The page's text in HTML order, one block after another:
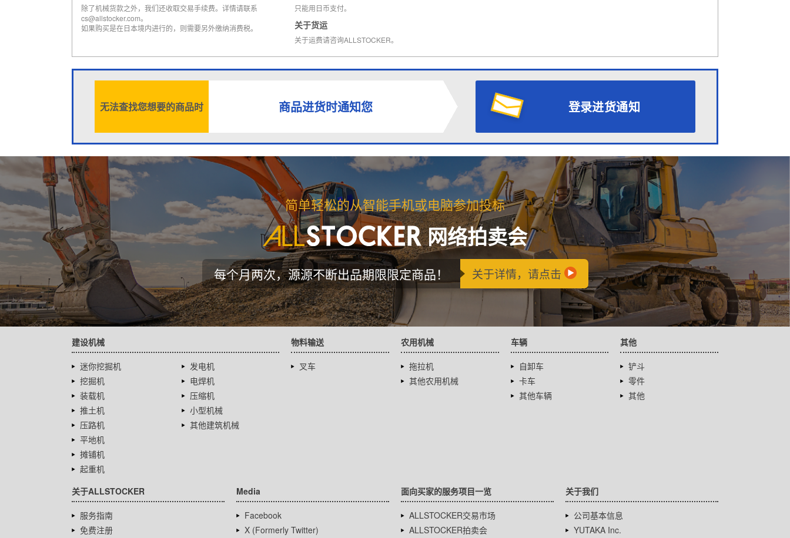
除了机械货款之外，我们还收取交易手续费。详情请联系
cs@allstocker.com。
如果购买是在日本境内进行的，则需要另外缴纳消费税。
只能用日币支付。
关于货运
关于运费请咨询ALLSTOCKER。
无法查找您想要的商品时 商品进货时通知您 登录进货通知
简单轻松的从智能手机或电脑参加投标
网络拍卖会
每个月两次，源源不断出品期限限定商品！ 关于详情，请点击
建设机械
迷你挖掘机
挖掘机
装载机
推土机
压路机
平地机
摊铺机
起重机
发电机
电焊机
压缩机
小型机械
其他建筑机械
物料输送
叉车
农用机械
拖拉机
其他农用机械
车辆
自卸车
卡车
其他车辆
其他
铲斗
零件
其他
关于ALLSTOCKER
服务指南
免费注册
Media
Facebook
X (Formerly Twitter)
面向买家的服务项目一览
ALLSTOCKER交易市场
ALLSTOCKER拍卖会
关于我们
公司基本信息
YUTAKA Inc.